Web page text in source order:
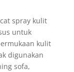
spray kulit
untuk
kulit
digunakan
sofa,